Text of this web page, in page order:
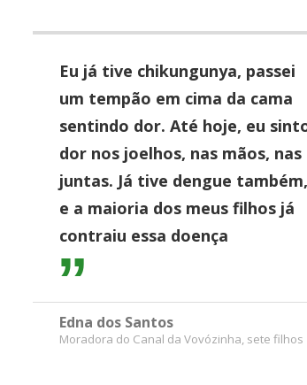
Eu já tive chikungunya, passei
um tempão em cima da cama
sentindo dor. Até hoje, eu
dor nos joelhos, nas mãos, nas
juntas. Já tive dengue também,
e a maioria dos meus filhos já
contraiu essa doença
Edna dos Santos
Moradora do Canal da Vovózinha, sete filhos